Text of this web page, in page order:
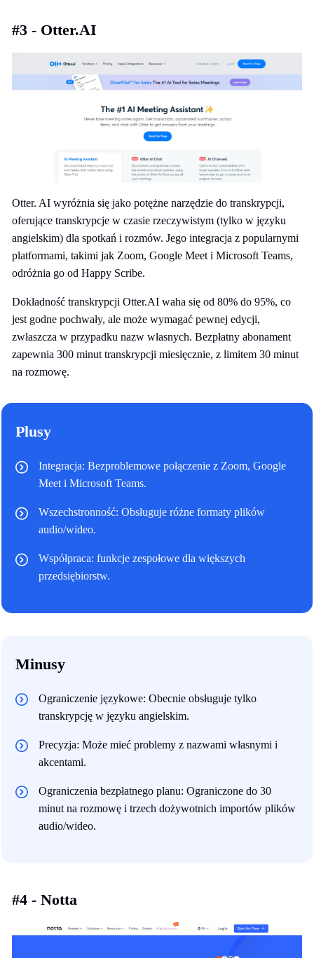
#3 - Otter.AI
Otter. AI wyróżnia się jako potężne narzędzie do transkrypcji,
oferujące transkrypcje w czasie rzeczywistym (tylko w języku
angielskim) dla spotkań i rozmów. Jego integracja z popularnymi
platformami, takimi jak Zoom, Google Meet i Microsoft Teams,
odróżnia go od Happy Scribe.
Dokładność transkrypcji Otter.AI waha się od 80% do 95%, co
jest godne pochwały, ale może wymagać pewnej edycji,
zwłaszcza w przypadku nazw własnych. Bezpłatny abonament
zapewnia 300 minut transkrypcji miesięcznie, z limitem 30 minut
na rozmowę.
Plusy
Integracja: Bezproblemowe połączenie z Zoom, Google
Meet i Microsoft Teams.
Wszechstronność: Obsługuje różne formaty plików
audio/wideo.
Współpraca: funkcje zespołowe dla większych
przedsiębiorstw.
Minusy
Ograniczenie językowe: Obecnie obsługuje tylko
transkrypcję w języku angielskim.
Precyzja: Może mieć problemy z nazwami własnymi i
akcentami.
Ograniczenia bezpłatnego planu: Ograniczone do 30
minut na rozmowę i trzech dożywotnich importów plików
audio/wideo.
#4 - Notta